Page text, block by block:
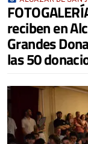
reciben en
Grandes
las 50